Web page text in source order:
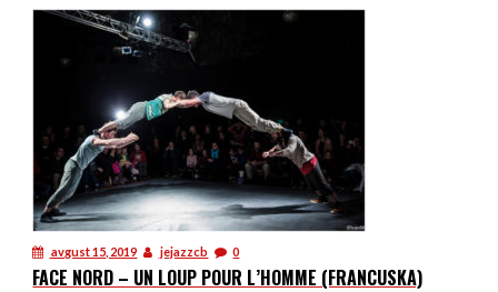
avgust 15, 2019 jejazzcb 0
FACE NORD – UN LOUP POUR L’HOMME (FRANCUSKA)